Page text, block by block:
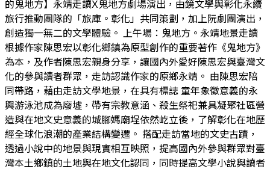
的鬼地方】永靖走讀X鬼地方劇場演出，由鏡文學與彰化永續
旅行推動團隊的「旅庫。彰化」共同策劃，加上阮劇團演出，
創造獨一無二的文學體驗。 上午場：鬼地方。永靖地景走讀
根據作家陳思宏以彰化鄉鎮為原型創作的重要著作《鬼地方》
為本，及作者陳思宏親身分享，讓國內外愛好陳思宏與臺灣文
化的參與讀者群眾，走訪認識作家的原鄉永靖。 由陳思宏陪
同帶路，藉由走訪文學地景，在具有標誌 童年象徵意義的永
興游泳池成為廢墟，帶有宗教意涵、殺生祭祀兼具凝聚社區營
造與在地文史意義的城腳媽廟埕依然屹立後，了解彰化在地歷
經全球化浪潮的產業結構變遷。 搭配走訪當地的文史古蹟，
透過小說中的地景與現實相互映照，提高國內外參與群眾對臺
灣本土鄉鎮的土地與在地文化認同，同時提高文學小說與讀者